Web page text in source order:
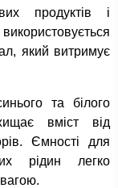
продуктів і
який витримує
та білого
вміст від
Ємності для
рідин легко